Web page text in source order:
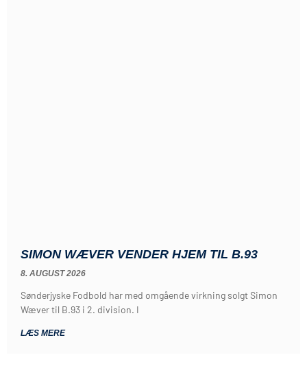
SIMON WÆVER VENDER HJEM TIL B.93
8. AUGUST 2026
Sønderjyske Fodbold har med omgående virkning solgt Simon
Wæver til B.93 i 2. division. I
LÆS MERE